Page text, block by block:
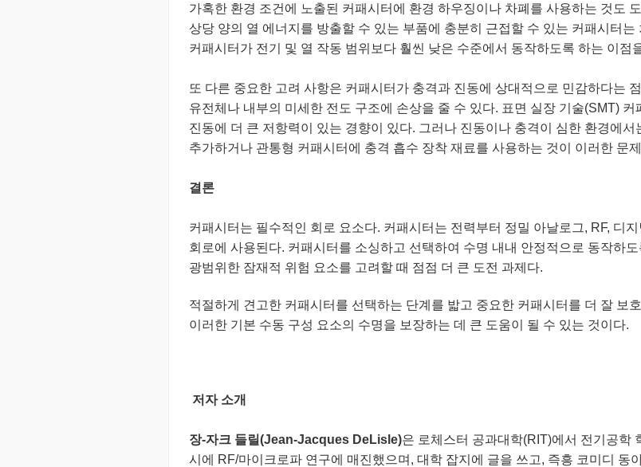
가혹한 환경 조건에 노출된 커패시터에 환경 하우징이나 차폐를 사용하는 것도
상당 양의 열 에너지를 방출할 수 있는 부품에 충분히 근접할 수 있는 커패시터
커패시터가 전기 및 열 작동 범위보다 훨씬 낮은 수준에서 동작하도록 하는 이점
또 다른 중요한 고려 사항은 커패시터가 충격과 진동에 상대적으로 민감하다는
유전체나 내부의 미세한 전도 구조에 손상을 줄 수 있다. 표면 실장 기술(SMT)
진동에 더 큰 저항력이 있는 경향이 있다. 그러나 진동이나 충격이 심한 환경에
추가하거나 관통형 커패시터에 충격 흡수 장착 재료를 사용하는 것이 이러한 문
결론
커패시터는 필수적인 회로 요소다. 커패시터는 전력부터 정밀 아날로그, RF, 디
회로에 사용된다. 커패시터를 소싱하고 선택하여 수명 내내 안정적으로 동작하
광범위한 잠재적 위험 요소를 고려할 때 점점 더 큰 도전 과제다.
적절하게 견고한 커패시터를 선택하는 단계를 밟고 중요한 커패시터를 더 잘 보
이러한 기본 수동 구성 요소의 수명을 보장하는 데 큰 도움이 될 수 있는 것이다.
저자 소개
장-자크 들릴(Jean-Jacques DeLisle)은 로체스터 공과대학(RIT)에서 전기공학
시에 RF/마이크로파 연구에 매진했으며, 대학 잡지에 글을 쓰고, 즉흥 코미디 동